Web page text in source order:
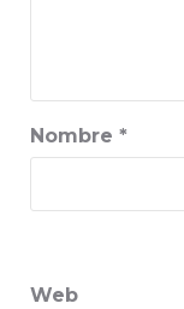
Nombre *
Web